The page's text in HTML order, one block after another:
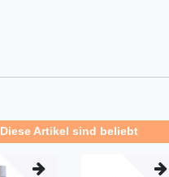
Diese Artikel sind beliebt